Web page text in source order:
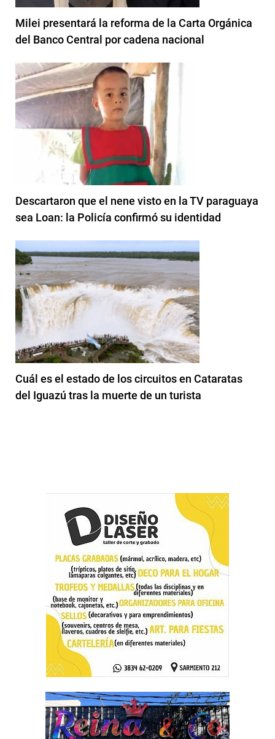
Milei presentará la reforma de la Carta Orgánica
del Banco Central por cadena nacional
Descartaron que el nene visto en la TV paraguaya
sea Loan: la Policía confirmó su identidad
Cuál es el estado de los circuitos en Cataratas
del Iguazú tras la muerte de un turista